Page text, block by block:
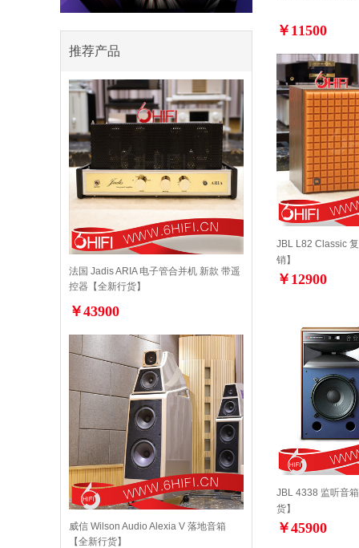
推荐产品
法国 Jadis ARIA 电子管合并机 新款 带遥
控器【全新行货】
￥43900
威信 Wilson Audio Alexia V 落地音箱
【全新行货】
￥11500
JBL L82 Classic
销】
￥12900
JBL 4338 监听音
货】
￥45900